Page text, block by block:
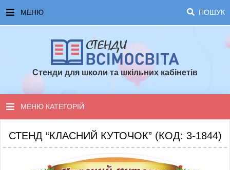
МЕНЮ ПОШУК
ЧАСТІ ЗАПИТАННЯ ТА ВІДПОВІДІ
ТОПОВІ ПРОПОЗИЦІЇ
Стенди для школи та шкільних кабінетів
МЕНЮ КАТЕГОРІЙ
СТЕНДИ ДЛЯ НУШ
СТЕНДИ ДЛЯ ПОЧАТКОВОЇ ШКОЛИ
СТЕНД “КЛАСНИЙ КУТОЧОК” (КОД: 3-1844)